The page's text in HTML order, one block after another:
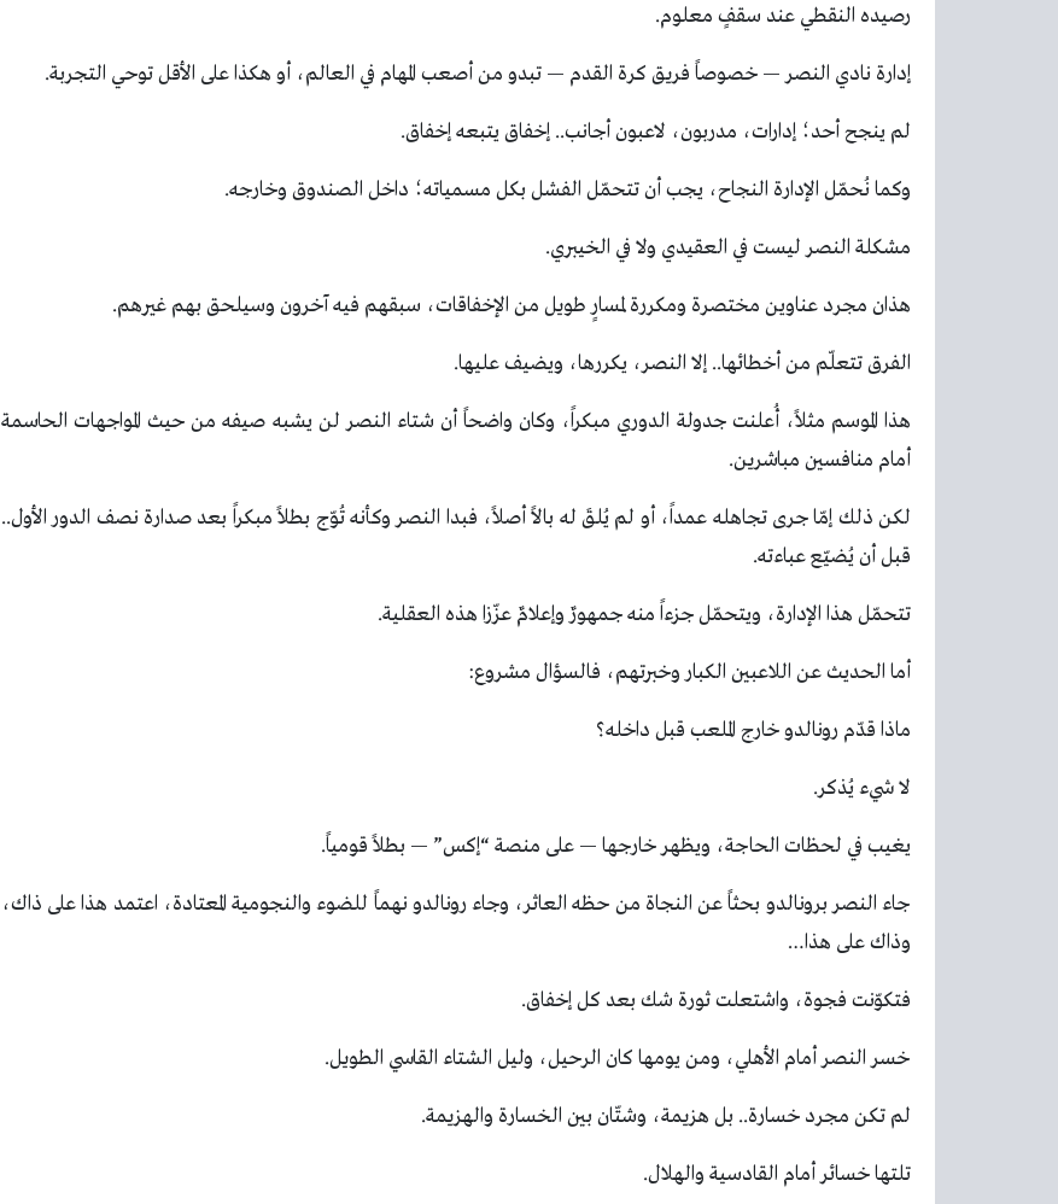
رصيده النقطي عند سقفٍ معلوم.
إدارة نادي النصر — خصوصاً فريق كرة القدم — تبدو من أصعب المهام في العالم، أو هكذا على الأقل توحي التجربة.
لم ينجح أحد؛ إدارات، مدربون، لاعبون أجانب.. إخفاق يتبعه إخفاق.
وكما نُحمّل الإدارة النجاح، يجب أن تتحمّل الفشل بكل مسمياته؛ داخل الصندوق وخارجه.
مشكلة النصر ليست في العقيدي ولا في الخيبري.
هذان مجرد عناوين مختصرة ومكررة لمسارٍ طويل من الإخفاقات، سبقهم فيه آخرون وسيلحق بهم غيرهم.
الفرق تتعلّم من أخطائها.. إلا النصر، يكررها، ويضيف عليها.
هذا الموسم مثلاً، أُعلنت جدولة الدوري مبكراً، وكان واضحاً أن شتاء النصر لن يشبه صيفه من حيث المواجهات الحاسمة
أمام منافسين مباشرين.
لكن ذلك إمّا جرى تجاهله عمداً، أو لم يُلقَ له بالاً أصلاً، فبدا النصر وكأنه تُوّج بطلاً مبكراً بعد صدارة نصف الدور الأول..
قبل أن يُضيّع عباءته.
تتحمّل هذا الإدارة، ويتحمّل جزءاً منه جمهورٌ وإعلامٌ عزّزا هذه العقلية.
أما الحديث عن اللاعبين الكبار وخبرتهم، فالسؤال مشروع:
ماذا قدّم رونالدو خارج الملعب قبل داخله؟
لا شيء يُذكر.
يغيب في لحظات الحاجة، ويظهر خارجها — على منصة “إكس” — بطلاً قومياً.
جاء النصر برونالدو بحثاً عن النجاة من حظه العاثر، وجاء رونالدو نهماً للضوء والنجومية المعتادة، اعتمد هذا على ذاك،
وذاك على هذا…
فتكوّنت فجوة، واشتعلت ثورة شك بعد كل إخفاق.
خسر النصر أمام الأهلي، ومن يومها كان الرحيل، وليل الشتاء القاسي الطويل.
لم تكن مجرد خسارة.. بل هزيمة، وشتّان بين الخسارة والهزيمة.
تلتها خسائر أمام القادسية والهلال.